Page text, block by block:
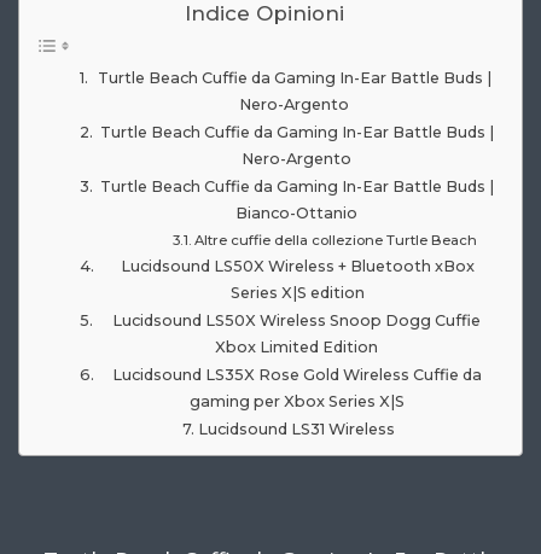
Indice Opinioni
Turtle Beach Cuffie da Gaming In-Ear Battle Buds |
Nero-Argento
Turtle Beach Cuffie da Gaming In-Ear Battle Buds |
Nero-Argento
Turtle Beach Cuffie da Gaming In-Ear Battle Buds |
Bianco-Ottanio
Altre cuffie della collezione Turtle Beach
Lucidsound LS50X Wireless + Bluetooth xBox
Series X|S edition
Lucidsound LS50X Wireless Snoop Dogg Cuffie
Xbox Limited Edition
Lucidsound LS35X Rose Gold Wireless Cuffie da
gaming per Xbox Series X|S
Lucidsound LS31 Wireless